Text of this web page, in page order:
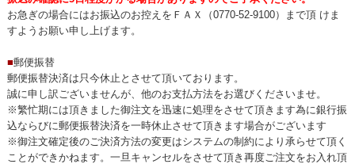
お急ぎの場合にはお振込のお控えをＦＡＸ（0770-52-9100）まで頂 けま
すようお願い申し上げます。
■郵便振替
郵便振替決済は只今休止とさせて頂いております。
誠に申し訳ございませんが、他のお支払方法をお選びくださいませ。
※繁忙期には頂きました御注文を迅速に処理をさせて頂きます為に銀行振
込ならびに郵便振替決済を一時休止させて頂きます場合がございます
※御注文確定後のご決済方法の変更はシステムの制約により承らせて頂く
ことができかねます。一旦キャンセルをさせて頂き再度ご注文をお入れ頂